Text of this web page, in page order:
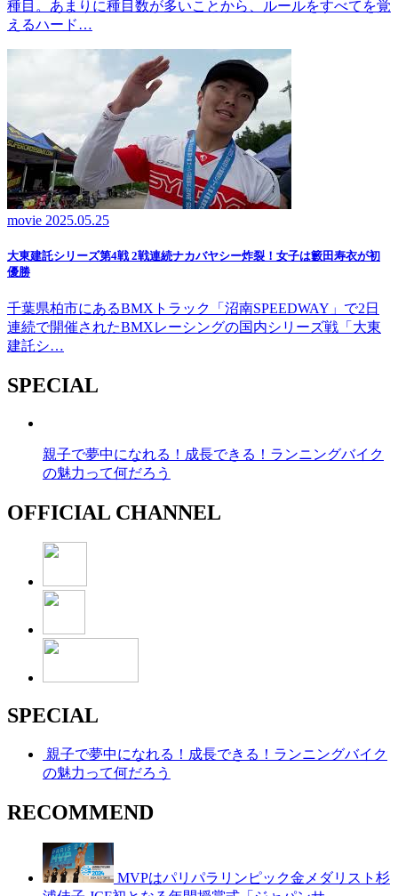
種目。あまりに種目数が多いことから、ルールをすべてを覚
えるハード…
movie 2025.05.25
大東建託シリーズ第4戦 2戦連続ナカバヤシー炸裂！女子は籔田寿衣が初
優勝
千葉県柏市にあるBMXトラック「沼南SPEEDWAY」で2日
連続で開催されたBMXレーシングの国内シリーズ戦「大東
建託シ…
SPECIAL
親子で夢中になれる！成長できる！ランニングバイク
の魅力って何だろう
OFFICIAL CHANNEL
SPECIAL
親子で夢中になれる！成長できる！ランニングバイク
の魅力って何だろう
RECOMMEND
MVPはパリパラリンピック金メダリスト杉